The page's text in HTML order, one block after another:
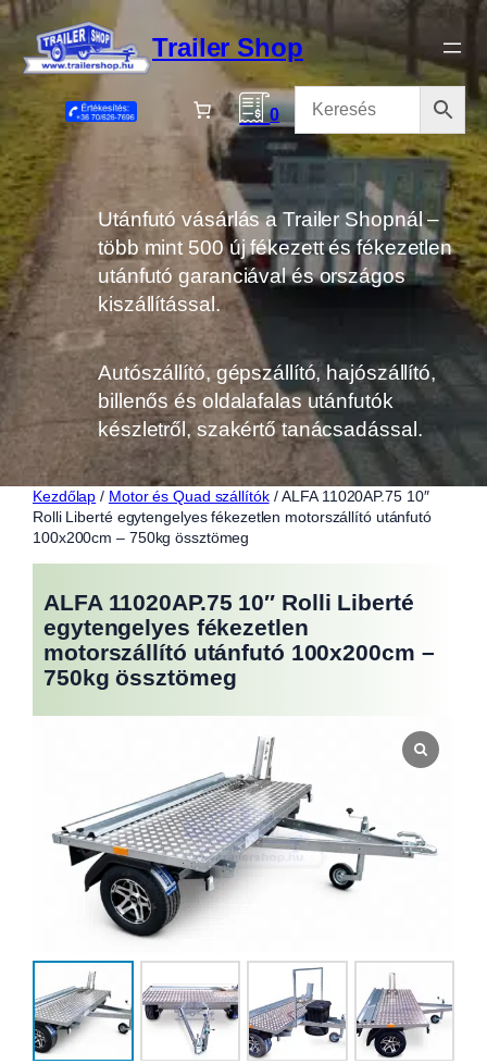
Ugrás
tartalomhoz
Trailer Shop
0
Utánfutó vásárlás a Trailer Shopnál –
több mint 500 új fékezett és fékezetlen
utánfutó garanciával és országos
kiszállítással.
Autószállító, gépszállító, hajószállító,
billenős és oldalafalas utánfutók
készletről, szakértő tanácsadással.
Kezdőlap / Motor és Quad szállítók/ ALFA 11020AP.75 10″
Rolli Liberté egytengelyes fékezetlen motorszállító utánfutó
100x200cm – 750kg össztömeg
ALFA 11020AP.75 10″ Rolli Liberté
egytengelyes fékezetlen
motorszállító utánfutó 100x200cm –
750kg össztömeg